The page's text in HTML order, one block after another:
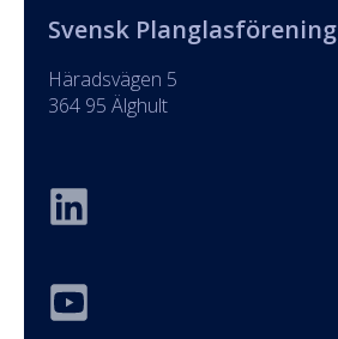
Svensk Planglasförening
Häradsvägen 5
364 95 Älghult